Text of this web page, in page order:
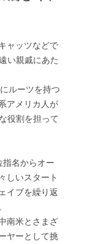
ャッツなどで
い親戚にあた
ルーツを持つ
アメリカ人が
役割を担って
名からオー
しいスタート
イブを繰り返
南米とさまざ
ヤーとして挑